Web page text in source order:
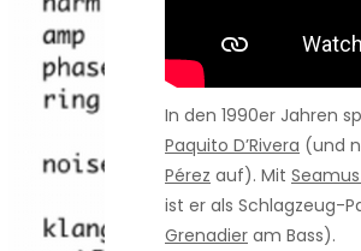
In den 1990er Jahren
Paquito D’Rivera (und
Pérez auf). Mit
ist er als Schlagzeug-
Grenadier am Bass).